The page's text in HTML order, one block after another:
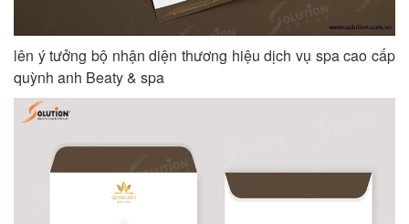
lên ý tưởng bộ nhận diện thương hiệu dịch vụ spa cao cấp
quỳnh anh Beaty & spa